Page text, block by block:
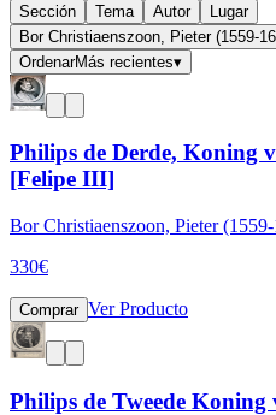
Sección
Tema Autor
Lugar
Bor Christiaenszoon, Pieter (1559-
OrdenarMás recientes▾
Philips de Derde, Koning
[Felipe III]
Bor Christiaenszoon, Pieter
330€
Comprar Ver Producto
Philips de Tweede